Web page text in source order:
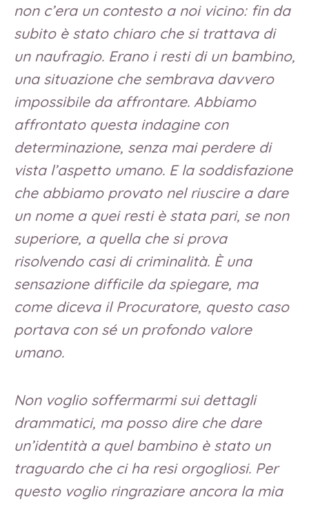
non c’era un contesto a noi vicino: fin da
subito è stato chiaro che si trattava di
un naufragio. Erano i resti di un bambino,
una situazione che sembrava davvero
impossibile da affrontare. Abbiamo
affrontato questa indagine con
determinazione, senza mai perdere di
vista l’aspetto umano. E la soddisfazione
che abbiamo provato nel riuscire a dare
un nome a quei resti è stata pari, se non
superiore, a quella che si prova
risolvendo casi di criminalità. È una
sensazione difficile da spiegare, ma
come diceva il Procuratore, questo caso
portava con sé un profondo valore
umano.
Non voglio soffermarmi sui dettagli
drammatici, ma posso dire che dare
un’identità a quel bambino è stato un
traguardo che ci ha resi orgogliosi. Per
questo voglio ringraziare ancora la mia